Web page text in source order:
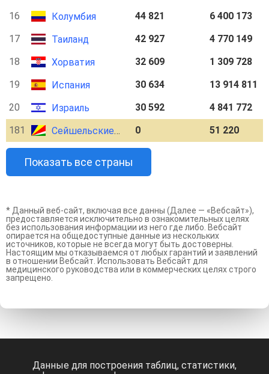
16
Колумбия 44 821
6 400 173
17
Таиланд 42 927
4 770 149
18
Хорватия 32 609
1 309 728
19
Испания 30 634
13 914 811
20
Израиль 30 592
4 841 772
181
Сейшельские Острова 0 51 220
Показать все страны
* Данный веб-сайт, включая все данны (Далее — «Вебсайт»),
предоставляется исключительно в ознакомительных целях
без использования информации из него где либо. Вебсайт
опирается на общедоступные данные из нескольких
источников, которые не всегда могут быть достоверны.
Настоящим мы отказываемся от любых гарантий и заявлений
в отношении Вебсайт. Использовать Вебсайт для
медицинского руководства или в коммерческих целях строго
запрещено.
Данные для построения таблиц, статистики,